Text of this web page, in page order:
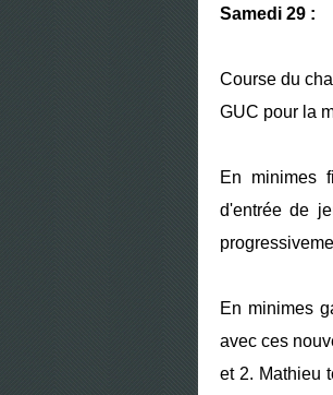
Samedi 29 :
Course du
GUC pour la
En minimes
d'entrée de
En minimes
avec ces
et 2. Mathieu